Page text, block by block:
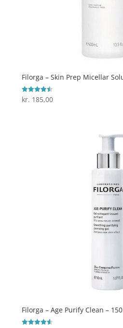
Filorga – Skin Prep Micellar
Vurderet
4.5
kr. 185,00
Filorga – Age Purify Clean –